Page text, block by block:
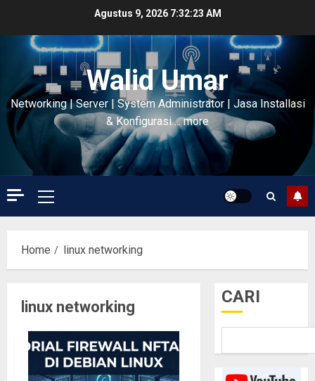
content
Agustus 9, 2026 7:32:24 AM
Walid Umar
Networking | Server | System Administrator | Jasa Installasi
& Konfigurasi…. more
Primary
Menu
Home linux networking
linux networking
CARI